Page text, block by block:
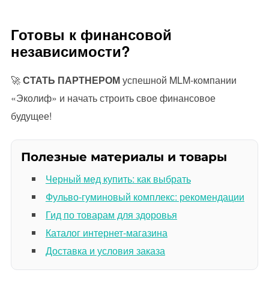
Готовы к финансовой
независимости?
🚀СТАТЬ ПАРТНЕРОМуспешной MLM-компании
«Эколиф» и начать строить свое финансовое
будущее!
Полезные материалы и товары
Черный мед купить: как выбрать
Фульво-гуминовый комплекс: рекомендации
Гид по товарам для здоровья
Каталог интернет-магазина
Доставка и условия заказа